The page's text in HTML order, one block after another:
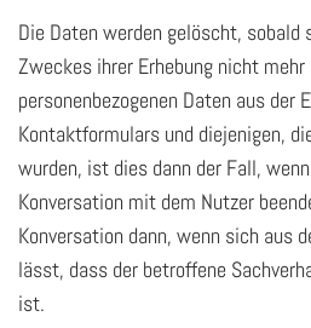
Die Daten werden gelöscht, sobald
Zweckes ihrer Erhebung nicht
personenbezogenen Daten aus der
Kontaktformulars und diejenigen,
wurden, ist dies dann der Fall,
Konversation mit dem Nutzer
Konversation dann, wenn sich aus
lässt, dass der betroffene
ist.